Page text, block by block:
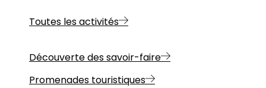
Toutes les activités
Découverte des savoir-faire
Promenades touristiques